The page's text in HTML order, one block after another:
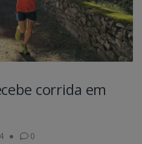
corrida em
0